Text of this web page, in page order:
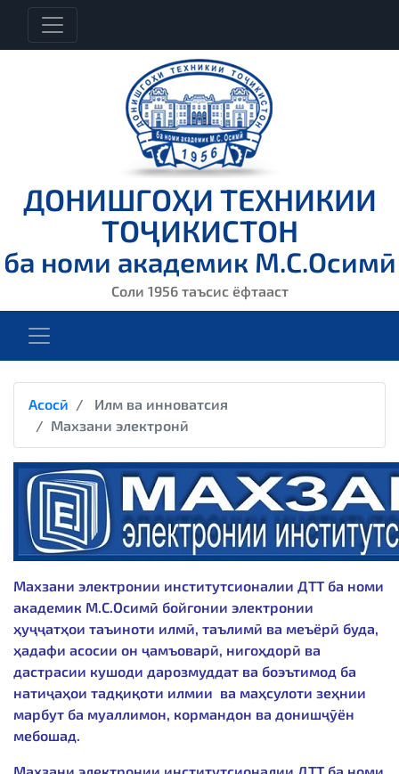
ДОНИШГОҲИ ТЕХНИКИИ
ТОҶИКИСТОН
ба номи академик М.С.Осимӣ
Соли 1956 таъсис ёфтааст
Асосӣ
Илм ва инноватсия
Махзани электронӣ
Махзани электронии институтсионалии ДТТ ба номи
академик М.С.Осимӣ бойгонии электронии
ҳуҷҷатҳои таъиноти илмӣ, таълимӣ ва меъёрӣ буда,
ҳадафи асосии он ҷамъоварӣ, нигоҳдорӣ ва
дастрасии кушоди дарозмуддат ва боэътимод ба
натиҷаҳои тадқиқоти илмии ва маҳсулоти зеҳнии
марбут ба муаллимон, кормандон ва донишҷӯён
мебошад.